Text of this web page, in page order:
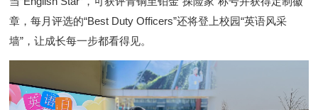
章，每月评选的“Best Duty Officers”还将登上校园“英语风采
墙”，让成长每一步都看得见。